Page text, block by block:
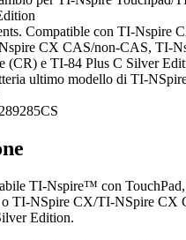
Compatible con TI-Nspire
CX CAS/non-CAS, TI-
(CR) e TI-84 Plus C Silver
ultimo modello di TI-
TI-Nspire™ con
o TI-NSpire CX/TI-NSpire CX
Edition.